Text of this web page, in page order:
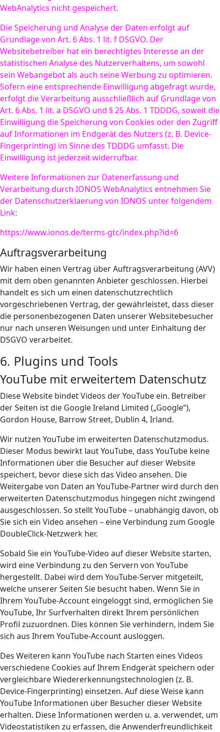
WebAnalytics nicht gespeichert.
Die Speicherung und Analyse der Daten erfolgt auf
Grundlage von Art. 6 Abs. 1 lit. f DSGVO. Der
Websitebetreiber hat ein berechtigtes Interesse an der
statistischen Analyse des Nutzerverhaltens, um sowohl
sein Webangebot als auch seine Werbung zu optimieren.
Sofern eine entsprechende Einwilligung abgefragt wurde,
erfolgt die Verarbeitung ausschließlich auf Grundlage von
Art. 6 Abs. 1 lit. a DSGVO und § 25 Abs. 1 TDDDG, soweit die
Einwilligung die Speicherung von Cookies oder den Zugriff
auf Informationen im Endgerät des Nutzers (z. B. Device-
Fingerprinting) im Sinne des TDDDG umfasst. Die
Einwilligung ist jederzeit widerrufbar.
Weitere Informationen zur Datenerfassung und
Verarbeitung durch IONOS WebAnalytics entnehmen Sie
der Datenschutzerklaerung von IONOS unter folgendem
Link:
https://www.ionos.de/terms-gtc/index.php?id=6
Auftragsverarbeitung
Wir haben einen Vertrag über Auftragsverarbeitung (AVV)
mit dem oben genannten Anbieter geschlossen. Hierbei
handelt es sich um einen datenschutzrechtlich
vorgeschriebenen Vertrag, der gewährleistet, dass dieser
die personenbezogenen Daten unserer Websitebesucher
nur nach unseren Weisungen und unter Einhaltung der
DSGVO verarbeitet.
6. Plugins und Tools
YouTube mit erweitertem Datenschutz
Diese Website bindet Videos der YouTube ein. Betreiber
der Seiten ist die Google Ireland Limited („Google“),
Gordon House, Barrow Street, Dublin 4, Irland.
Wir nutzen YouTube im erweiterten Datenschutzmodus.
Dieser Modus bewirkt laut YouTube, dass YouTube keine
Informationen über die Besucher auf dieser Website
speichert, bevor diese sich das Video ansehen. Die
Weitergabe von Daten an YouTube-Partner wird durch den
erweiterten Datenschutzmodus hingegen nicht zwingend
ausgeschlossen. So stellt YouTube – unabhängig davon, ob
Sie sich ein Video ansehen – eine Verbindung zum Google
DoubleClick-Netzwerk her.
Sobald Sie ein YouTube-Video auf dieser Website starten,
wird eine Verbindung zu den Servern von YouTube
hergestellt. Dabei wird dem YouTube-Server mitgeteilt,
welche unserer Seiten Sie besucht haben. Wenn Sie in
Ihrem YouTube-Account eingeloggt sind, ermöglichen Sie
YouTube, Ihr Surfverhalten direkt Ihrem persönlichen
Profil zuzuordnen. Dies können Sie verhindern, indem Sie
sich aus Ihrem YouTube-Account ausloggen.
Des Weiteren kann YouTube nach Starten eines Videos
verschiedene Cookies auf Ihrem Endgerät speichern oder
vergleichbare Wiedererkennungstechnologien (z. B.
Device-Fingerprinting) einsetzen. Auf diese Weise kann
YouTube Informationen über Besucher dieser Website
erhalten. Diese Informationen werden u. a. verwendet, um
Videostatistiken zu erfassen, die Anwenderfreundlichkeit